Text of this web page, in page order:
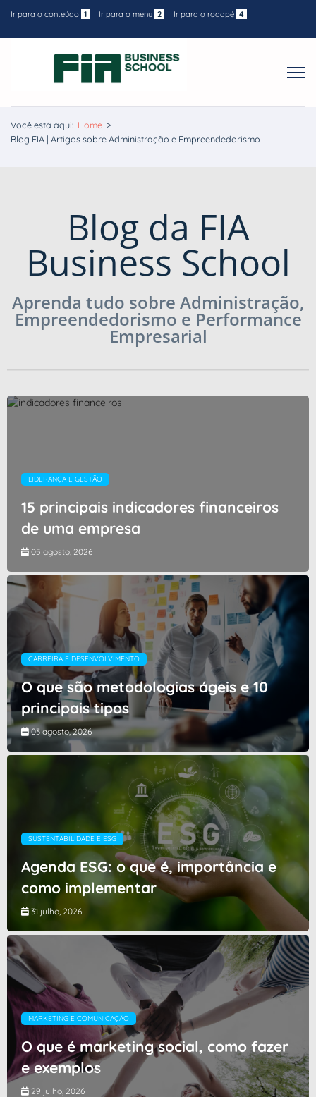
Ir para o conteúdo 1 Ir para o menu 2 Ir para o rodapé 4
Você está aqui: Home >
Blog FIA | Artigos sobre Administração e Empreendedorismo
Blog da FIA
Business School
Aprenda tudo sobre Administração,
Empreendedorismo e Performance
Empresarial
LIDERANÇA E GESTÃO
15 principais indicadores financeiros
de uma empresa
05 agosto, 2026
CARREIRA E DESENVOLVIMENTO
O que são metodologias ágeis e 10
principais tipos
03 agosto, 2026
SUSTENTABILIDADE E ESG
Agenda ESG: o que é, importância e
como implementar
31 julho, 2026
MARKETING E COMUNICAÇÃO
O que é marketing social, como fazer
e exemplos
29 julho, 2026